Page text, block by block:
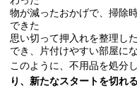
物が減ったおかげで、掃除
できた
思い切って押入れを整理し
でき、片付けやすい部屋に
このように、不用品を処分
り、新たなスタートを切れる